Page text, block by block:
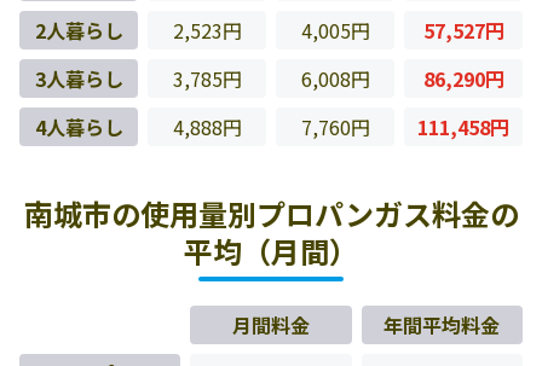
2人暮らし
2,523円 4,005円
57,527円
3人暮らし
3,785円 6,008円
86,290円
4人暮らし
4,888円 7,760円 111,458円
南城市の使用量別プロパンガス料金の
平均（月間）
月間料金
年間平均料金